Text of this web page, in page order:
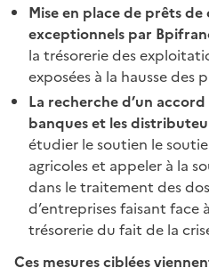
Mise en place de prêts
exceptionnels par
la trésorerie des
exposées à la hausse des
La recherche d’un
banques et les
étudier le soutien le
agricoles et appeler à la
dans le traitement des
d’entreprises faisant face
trésorerie du fait de la
Ces mesures ciblées